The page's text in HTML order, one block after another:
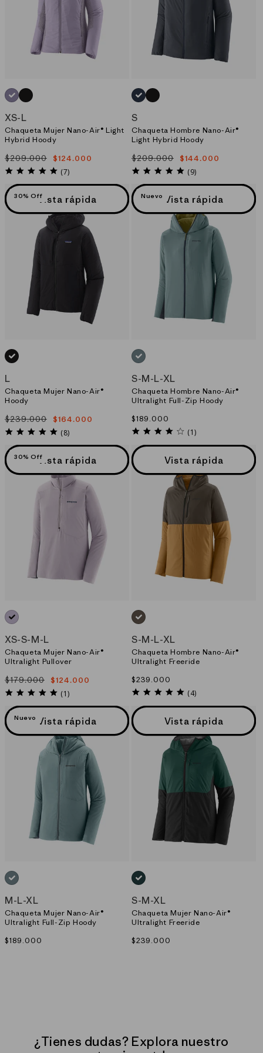
MORADO_(CNPL)
NEGRO_(BLK)
XS-L
Chaqueta Mujer Nano-Air® Light
Hybrid Hoody
Precio
habitual
$209.000
Precio
de
$124.000
5.0
star
(7)
AZUL_(SMDB)
NEGRO_(BLK)
S
Chaqueta Hombre Nano-Air®
Light Hybrid Hoody
Precio
habitual
$209.000
Precio
de
$144.000
5.0
star
(9)
30% OffVista rápida
NEGRO_(BLK)
L
Chaqueta Mujer Nano-Air®
Hoody
Precio
habitual
$239.000
Precio
de
$164.000
5.0
star
(8)
Nuevo Vista rápida
AZUL_(BLSG)
S-M-L-XL
Chaqueta Hombre Nano-Air®
Ultralight Full-Zip Hoody
Precio
habitual
$189.000
4.0
(1)
30% OffVista rápida
MORADO_(FGLP)
XS-S-M-L
Chaqueta Mujer Nano-Air®
Ultralight Pullover
Precio
habitual
$179.000
Precio
de
$124.000
5.0
star
(1)
Vista rápida
CAFE_(MRLB)
S-M-L-XL
Chaqueta Hombre Nano-Air®
Ultralight Freeride
Precio
habitual
$239.000
5.0
(4)
Nuevo Vista rápida
AZUL_(BLSG)
M-L-XL
Chaqueta Mujer Nano-Air®
Ultralight Full-Zip Hoody
Precio
$189.000
Vista rápida
VERDE_(CASG)
S-M-XL
Chaqueta Mujer Nano-Air®
Ultralight Freeride
Precio
$239.000
¿Tienes dudas? Explora nuestro